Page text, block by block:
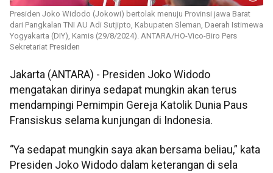
Presiden Joko Widodo (Jokowi) bertolak menuju Provinsi jawa Barat
dari Pangkalan TNI AU Adi Sutjipto, Kabupaten Sleman, Daerah Istimewa
Yogyakarta (DIY), Kamis (29/8/2024). ANTARA/HO-Vico-Biro Pers
Sekretariat Presiden
Jakarta (ANTARA) - Presiden Joko Widodo
mengatakan dirinya sedapat mungkin akan terus
mendampingi Pemimpin Gereja Katolik Dunia Paus
Fransiskus selama kunjungan di Indonesia.
“Ya sedapat mungkin saya akan bersama beliau,” kata
Presiden Joko Widodo dalam keterangan di sela